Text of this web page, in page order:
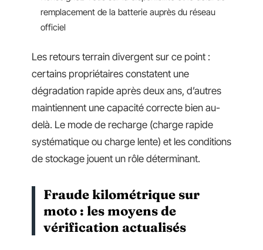
remplacement de la batterie auprès du réseau
officiel
Les retours terrain divergent sur ce point :
certains propriétaires constatent une
dégradation rapide après deux ans, d’autres
maintiennent une capacité correcte bien au-
delà. Le mode de recharge (charge rapide
systématique ou charge lente) et les conditions
de stockage jouent un rôle déterminant.
Fraude kilométrique sur
moto : les moyens de
vérification actualisés